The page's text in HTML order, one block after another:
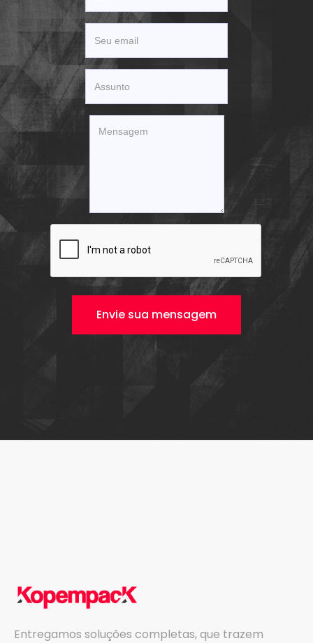
Entregamos soluções completas, que trazem